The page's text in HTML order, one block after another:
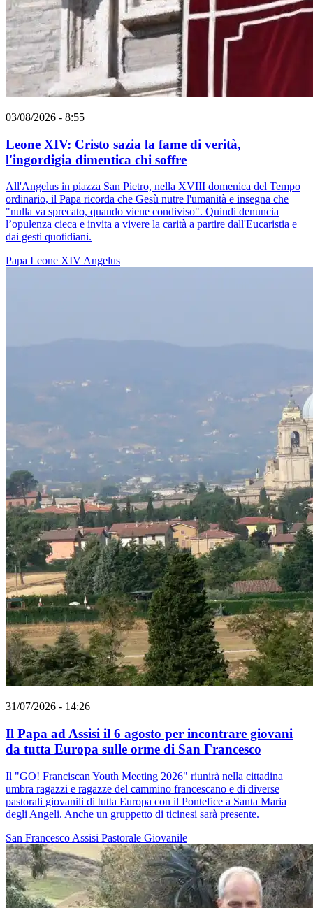
03/08/2026 - 8:55
Leone XIV: Cristo sazia la fame di verità,
l'ingordigia dimentica chi soffre
All'Angelus in piazza San Pietro, nella XVIII domenica del Tempo
ordinario, il Papa ricorda che Gesù nutre l'umanità e insegna che
"nulla va sprecato, quando viene condiviso". Quindi denuncia
l’opulenza cieca e invita a vivere la carità a partire dall'Eucaristia e
dai gesti quotidiani.
Papa Leone XIVAngelus
31/07/2026 - 14:26
Il Papa ad Assisi il 6 agosto per incontrare giovani
da tutta Europa sulle orme di San Francesco
Il "GO! Franciscan Youth Meeting 2026" riunirà nella cittadina
umbra ragazzi e ragazze del cammino francescano e di diverse
pastorali giovanili di tutta Europa con il Pontefice a Santa Maria
degli Angeli. Anche un gruppetto di ticinesi sarà presente.
San Francesco Assisi Pastorale Giovanile